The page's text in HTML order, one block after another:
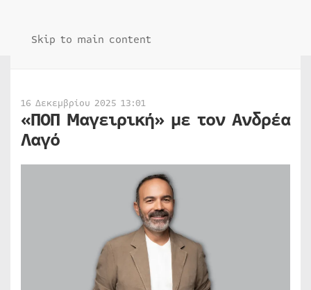
Skip to main content
16 Δεκεμβρίου 2025 13:01
«ΠΟΠ Μαγειρική» με τον Ανδρέα
Λαγό